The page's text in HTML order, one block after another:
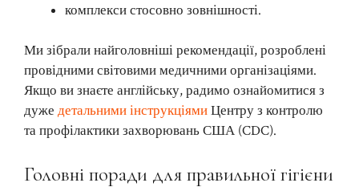
комплекси стосовно зовнішності.
Ми зібрали найголовніші рекомендації, розроблені
провідними світовими медичними організаціями.
Якщо ви знаєте англійську, радимо ознайомитися з
дуже детальними інструкціямиЦентру з контролю
та профілактики захворювань США (CDC).
Головні поради для правильної гігієни